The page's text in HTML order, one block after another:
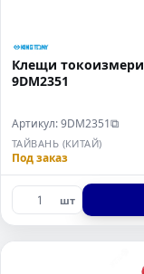
Клещи
9DM2351
Артикул: 9DM2351⧉
ТАЙВАНЬ (КИТАЙ)
Под заказ
шт